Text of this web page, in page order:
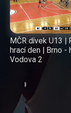
MČR dívek U13 |
hrací den | Brno -
Vodova 2